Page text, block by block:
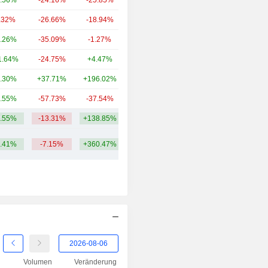
-26.66% -18.94%
-35.09% -1.27%
-24.75% +4.47%
+37.71% +196.02%
-57.73% -37.54%
-13.31% +138.85%
-7.15% +360.47%
Volumen Veränderung